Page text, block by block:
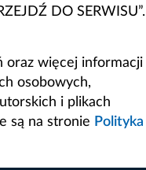
DO SERWISU”.
oraz więcej informacji
osobowych,
i plikach
są na stronie Polityka